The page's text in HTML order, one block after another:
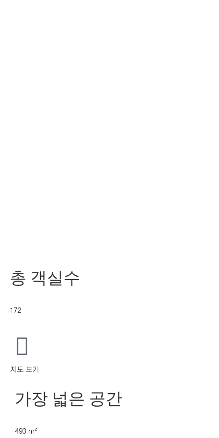
총 객실수
172
지도 보기
가장 넓은 공간
493 m²